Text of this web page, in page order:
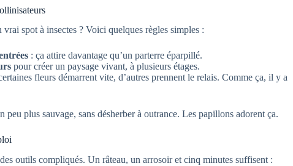
spot à insectes ? Voici quelques règles simples :
: ça attire davantage qu’un parterre éparpillé.
pour créer un paysage vivant, à plusieurs étages.
fleurs démarrent vite, d’autres prennent le relais. Comme ça, il y a
peu plus sauvage, sans désherber à outrance. Les papillons adorent ça.
outils compliqués. Un râteau, un arrosoir et cinq minutes suffisent :